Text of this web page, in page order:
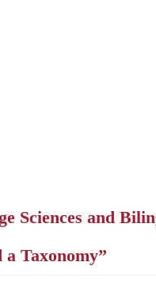
Sciences and
Taxonomy”